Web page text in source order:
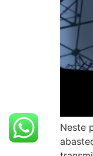
Neste